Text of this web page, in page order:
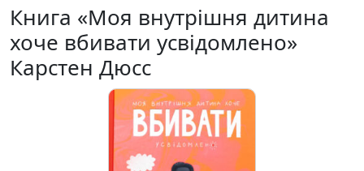
Книга «Моя внутрішня дитина
хоче вбивати усвідомлено»
Карстен Дюсс